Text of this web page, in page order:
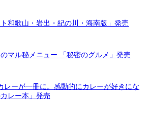
ト和歌山・岩出・紀の川・海南版」発売
マル秘メニュー 「秘密のグルメ」発売
レーが一冊に。感動的にカレーが好きにな
レー本」発売